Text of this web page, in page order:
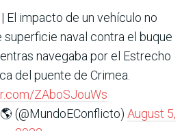
| El impacto de un vehículo no
naval contra el buque
navegaba por el Estrecho
del puente de Crimea.
ZAboSJouWs
(@MundoEConflicto) August 5,